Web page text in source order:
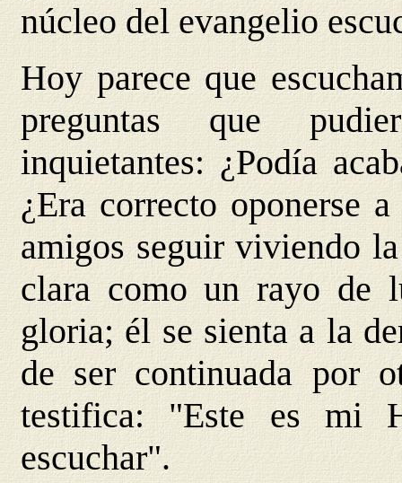
núcleo del evangelio
Hoy parece que
preguntas que
inquietantes: ¿Podía
¿Era correcto oponerse
amigos seguir viviendo
clara como un rayo de
gloria; él se sienta a la
de ser continuada por
testifica: "Este es mi
escuchar".